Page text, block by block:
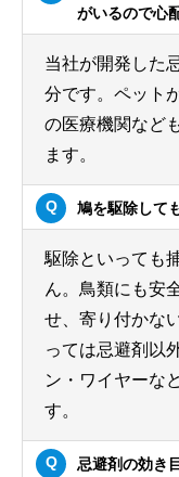
がいるので心
当社が開発した
分です。ペット
の医療機関など
ます。
鳩を駆除して
駆除といっても
ん。鳥類にも安
せ、寄り付かな
っては忌避剤以
ン・ワイヤーな
す。
忌避剤の効き